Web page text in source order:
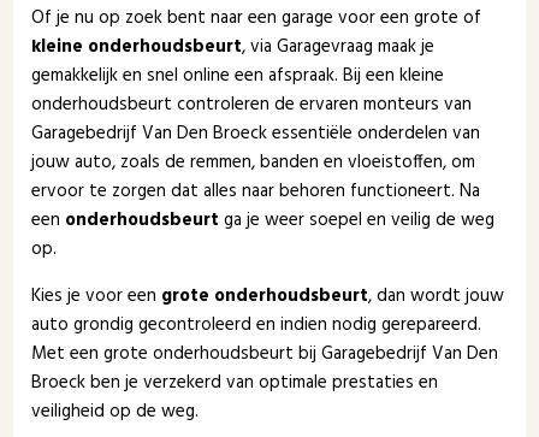
Of je nu op zoek bent naar een garage voor een grote of
kleine onderhoudsbeurt, via Garagevraag maak je
gemakkelijk en snel online een afspraak. Bij een kleine
onderhoudsbeurt controleren de ervaren monteurs van
Garagebedrijf Van Den Broeck essentiële onderdelen van
jouw auto, zoals de remmen, banden en vloeistoffen, om
ervoor te zorgen dat alles naar behoren functioneert. Na
een onderhoudsbeurt ga je weer soepel en veilig de weg
op.
Kies je voor een grote onderhoudsbeurt, dan wordt jouw
auto grondig gecontroleerd en indien nodig gerepareerd.
Met een grote onderhoudsbeurt bij Garagebedrijf Van Den
Broeck ben je verzekerd van optimale prestaties en
veiligheid op de weg.